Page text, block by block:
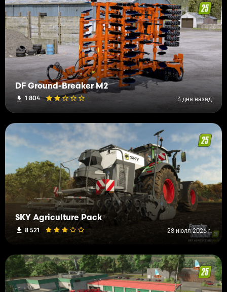
DF Ground-Breaker M2
1 804 3 дня назад
SKY Agriculture Pack
8 521 28 июля 2026 г.